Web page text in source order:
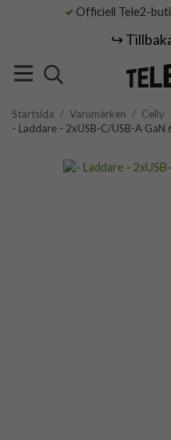
Officiell Tele2-
↪️
Startsida / Varumärken / Celly
- Laddare - 2xUSB-C/USB-A GaN